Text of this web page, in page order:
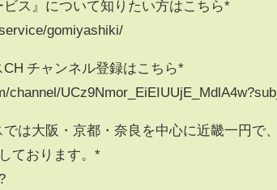
ス』について知りたい方はこちら*
gomiyashiki/
チャンネル登録はこちら*
channel/
は大阪・京都・奈良を中心に近畿一円で
ております。*